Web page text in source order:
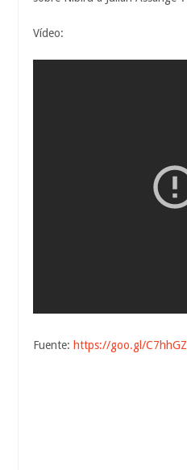
Vídeo:
Fuente: https://goo.gl/C7hhGZ